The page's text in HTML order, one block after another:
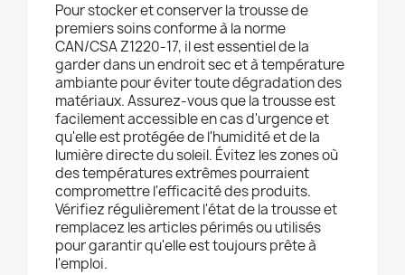
Pour stocker et conserver la trousse de
premiers soins conforme à la norme
CAN/CSA Z1220-17, il est essentiel de la
garder dans un endroit sec et à température
ambiante pour éviter toute dégradation des
matériaux. Assurez-vous que la trousse est
facilement accessible en cas d'urgence et
qu'elle est protégée de l'humidité et de la
lumière directe du soleil. Évitez les zones où
des températures extrêmes pourraient
compromettre l'efficacité des produits.
Vérifiez régulièrement l'état de la trousse et
remplacez les articles périmés ou utilisés
pour garantir qu'elle est toujours prête à
l'emploi.